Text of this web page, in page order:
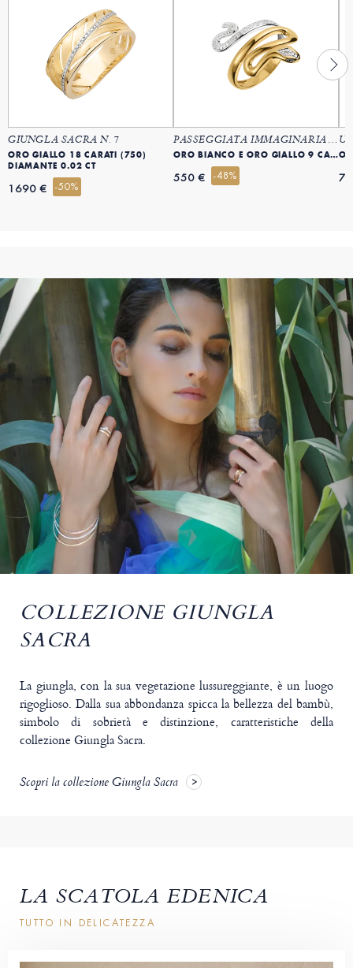
GIUNGLA SACRA N. 7
ORO GIALLO 18 CARATI (750)
DIAMANTE 0.02 CT
1690 € -50%
PASSEGGIATA IMMAGINARIA N. 1
ORO BIANCO E ORO GIALLO 9 CARATI (375)
550 € -48%
COLLEZIONE GIUNGLA
SACRA
La giungla, con la sua vegetazione lussureggiante, è un luogo
rigoglioso. Dalla sua abbondanza spicca la bellezza del bambù,
simbolo di sobrietà e distinzione, caratteristiche della
collezione Giungla Sacra.
Scopri la collezione Giungla Sacra
LA SCATOLA EDENICA
TUTTO IN DELICATEZZA